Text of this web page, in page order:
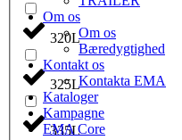
320L
325L
335L
Om os
Om os
Bæredygtighed
Kontakt os
Kontakta EMA
Kataloger
Kampagne
EMA Core